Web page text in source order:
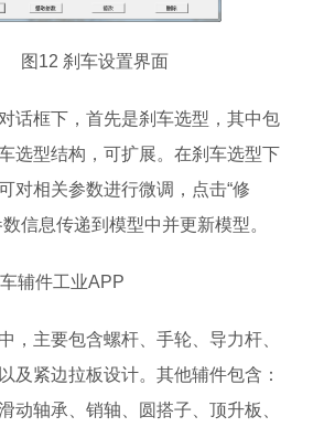
图12 刹车设置界面
话框下，首先是刹车选型，其中包
选型结构，可扩展。在刹车选型下
对相关参数进行微调，点击“修
信息传递到模型中并更新模型。
车辅件工业APP
，主要包含螺杆、手轮、导力杆、
及紧边拉板设计。其他辅件包含：
动轴承、销轴、圆搭子、顶升板、